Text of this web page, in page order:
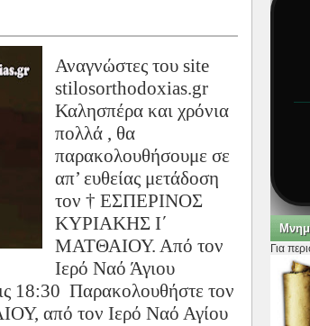
Αναγνώστες του site
stilosorthodoxias.gr
Καλησπέρα και χρόνια
πολλά , θα
παρακολουθήσουμε σε
απ’ ευθείας μετάδοση
τον † ΕΣΠΕΡΙΝΟΣ
ΚΥΡΙΑΚΗΣ Ι΄
ΜΑΤΘΑΙΟΥ. Από τον
Ιερό Ναό Άγιου
18:30 Παρακολουθήστε τον
από τον Ιερό Ναό Αγίου
Για